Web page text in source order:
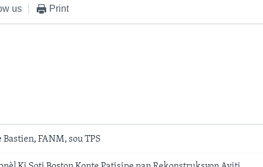
us Print
FANM, sou TPS